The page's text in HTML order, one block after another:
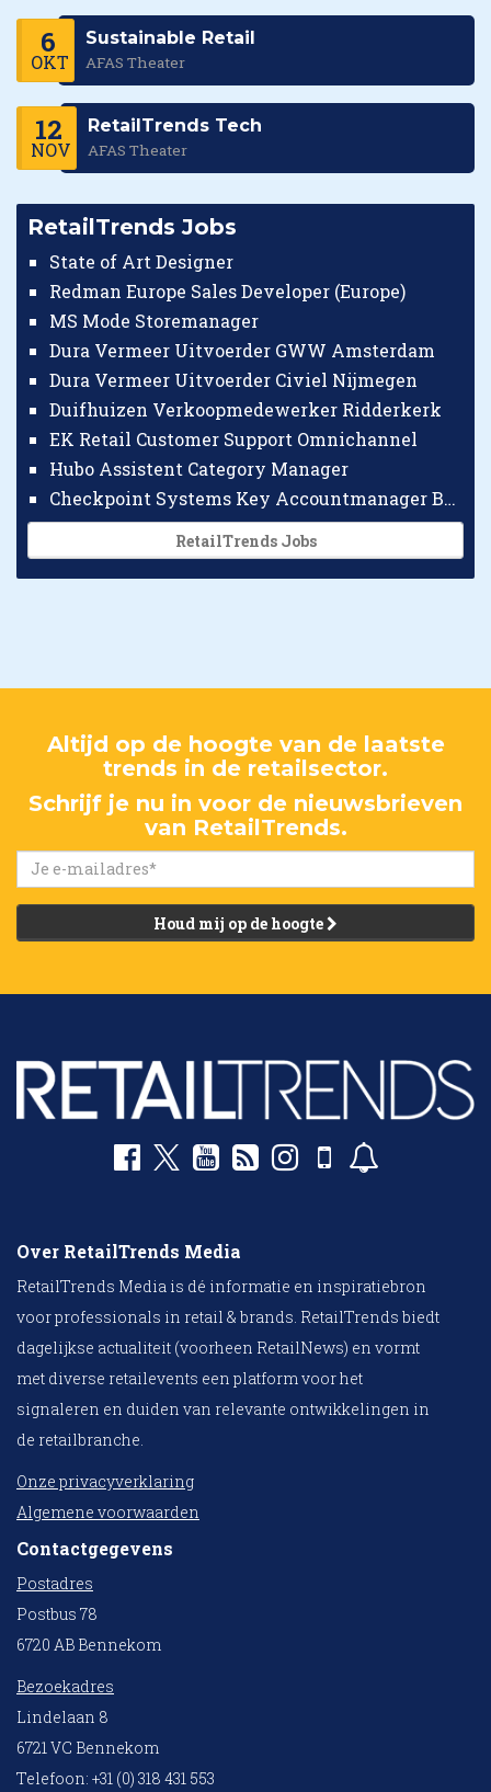
6
OKT
Sustainable Retail
AFAS Theater
12
NOV
RetailTrends Tech
AFAS Theater
RetailTrends Jobs
State of Art Designer
Redman Europe Sales Developer (Europe)
MS Mode Storemanager
Dura Vermeer Uitvoerder GWW Amsterdam
Dura Vermeer Uitvoerder Civiel Nijmegen
Duifhuizen Verkoopmedewerker Ridderkerk
EK Retail Customer Support Omnichannel
Hubo Assistent Category Manager
Checkpoint Systems Key Accountmanager Benelux
RetailTrends Jobs
Altijd op de hoogte van de laatste
trends in de retailsector.
Schrijf je nu in voor de nieuwsbrieven
van RetailTrends.
Houd mij op de hoogte
Over RetailTrends Media
RetailTrends Media is dé informatie en inspiratiebron
voor professionals in retail & brands. RetailTrends biedt
dagelijkse actualiteit (voorheen RetailNews) en vormt
met diverse retailevents een platform voor het
signaleren en duiden van relevante ontwikkelingen in
de retailbranche.
Onze privacyverklaring
Algemene voorwaarden
Contactgegevens
Postadres
Postbus 78
6720 AB Bennekom
Bezoekadres
Lindelaan 8
6721 VC Bennekom
Telefoon: +31 (0) 318 431 553